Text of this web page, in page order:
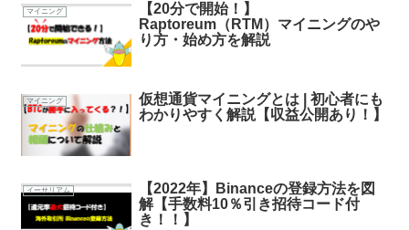
マイニング
【20分で開始！】
Raptoreum（RTM）マイニングのや
り方・始め方を解説
マイニング
仮想通貨マイニングとは | 初心者にも
わかりやすく解説【収益公開あり！】
イーサリアム
【2022年】Binanceの登録方法を図
解【手数料10％引き招待コード付
き！！】